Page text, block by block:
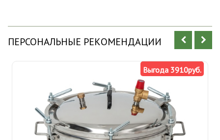
ПЕРСОНАЛЬНЫЕ РЕКОМЕНДАЦИИ
Выгода 3910руб.